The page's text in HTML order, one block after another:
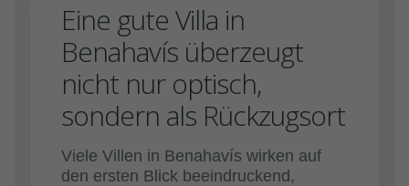
Eine gute Villa in
Benahavís überzeugt
nicht nur optisch,
sondern als Rückzugsort
Viele Villen in Benahavís wirken auf
den ersten Blick beeindruckend,